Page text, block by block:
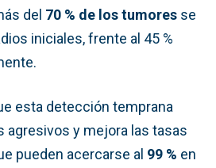
del 70 % de los tumores se
iniciales, frente al 45 %
esta detección temprana
agresivos y mejora las tasas
pueden acercarse al 99 % en